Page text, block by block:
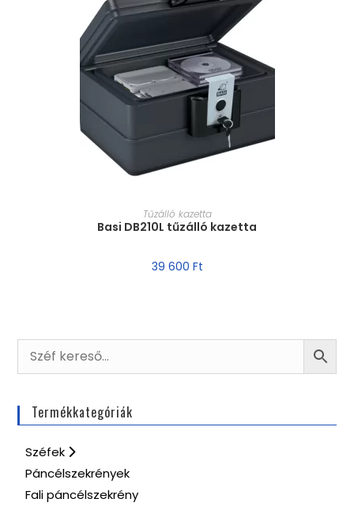
MÉRET VÁLASZTÁSA
Tűzálló kazetta
Basi DB210L tűzálló kazetta
39 600 Ft
Termékkategóriák
Széfek
Páncélszekrények
Fali páncélszekrény